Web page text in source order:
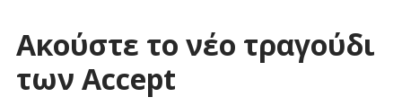
Ακούστε το νέο τραγούδι
των Accept